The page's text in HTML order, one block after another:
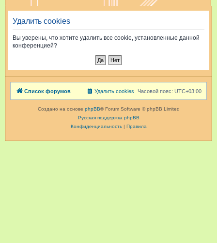
и
Удалить cookies
Вы уверены, что хотите удалить все cookie, установленные данной
конференцией?
Список форумов Часовой пояс: UTC+03:00
Удалить cookies
Создано на основе phpBB® Forum Software © phpBB Limited
Русская поддержка phpBB
Конфиденциальность| Правила